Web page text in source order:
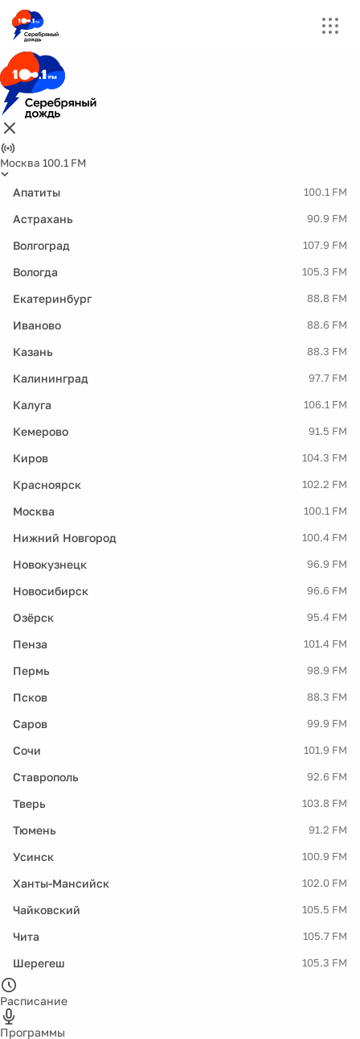
Москва 100.1 FM
Апатиты 100.1 FM
Астрахань 90.9 FM
Волгоград 107.9 FM
Вологда 105.3 FM
Екатеринбург 88.8 FM
Иваново 88.6 FM
Казань 88.3 FM
Калининград 97.7 FM
Калуга 106.1 FM
Кемерово 91.5 FM
Киров 104.3 FM
Красноярск 102.2 FM
Москва 100.1 FM
Нижний Новгород 100.4 FM
Новокузнецк 96.9 FM
Новосибирск 96.6 FM
Озёрск 95.4 FM
Пенза 101.4 FM
Пермь 98.9 FM
Псков 88.3 FM
Саров 99.9 FM
Сочи 101.9 FM
Ставрополь 92.6 FM
Тверь 103.8 FM
Тюмень 91.2 FM
Усинск 100.9 FM
Ханты-Мансийск 102.0 FM
Чайковский 105.5 FM
Чита 105.7 FM
Шерегеш 105.3 FM
Расписание
Программы